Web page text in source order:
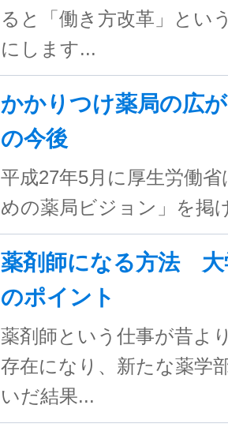
ると「働き方改革」とい
にします...
かかりつけ薬局の広
の今後
平成27年5月に厚生労働
めの薬局ビジョン」を掲
薬剤師になる方法 大
のポイント
薬剤師という仕事が昔よ
存在になり、新たな薬学
いだ結果...